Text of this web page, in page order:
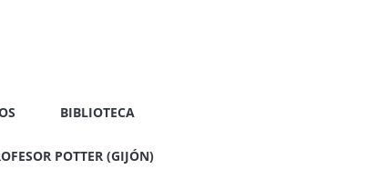
BIBLIOTECA
POTTER (GIJÓN)